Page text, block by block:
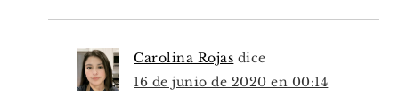
Carolina Rojas dice
16 de junio de 2020 en 00:14